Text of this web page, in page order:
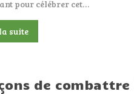
pour célébrer cet…
suite
de